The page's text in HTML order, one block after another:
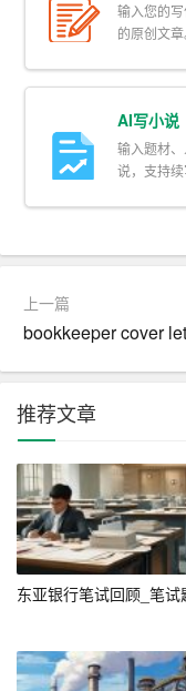
2. 专业技能：[被推
机操作、外语水平
关项目中发挥了重要
3. 沟通能力：[被推
同事、上级和客户
推动项目顺利进行。
真负责，能够在压
2. 适应能力：[被推
3. 团队精神：[被推
动承担责任，为团
四、个人评价
[被推荐人姓名]是一
他/她在[工作/学习单
称]岗位，并为公司的
输入您的
的原创文章
AI写小说
输入题材
说，支持续
上一篇
bookkeeper cover
推荐文章
东亚银行笔试回顾_笔试